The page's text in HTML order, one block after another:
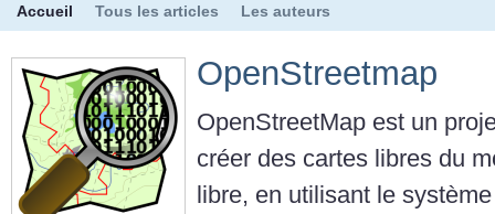
Accueil Tous les articles Les auteurs
OpenStreetmap
OpenStreetMap est un
créer des cartes libres du
libre, en utilisant le